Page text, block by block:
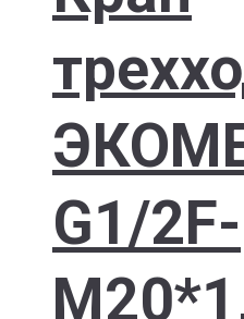
G1/2F-